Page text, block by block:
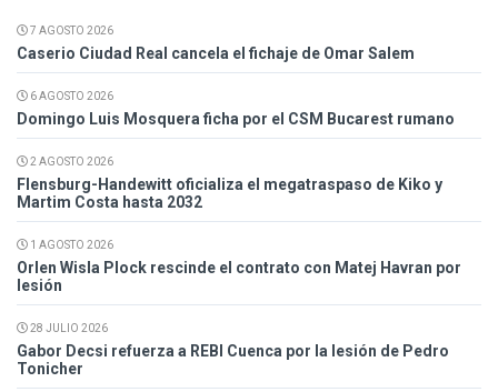
7 AGOSTO 2026
Caserio Ciudad Real cancela el fichaje de Omar Salem
6 AGOSTO 2026
Domingo Luis Mosquera ficha por el CSM Bucarest rumano
2 AGOSTO 2026
Flensburg-Handewitt oficializa el megatraspaso de Kiko y
Martim Costa hasta 2032
1 AGOSTO 2026
Orlen Wisla Plock rescinde el contrato con Matej Havran por
lesión
28 JULIO 2026
Gabor Decsi refuerza a REBI Cuenca por la lesión de Pedro
Tonicher